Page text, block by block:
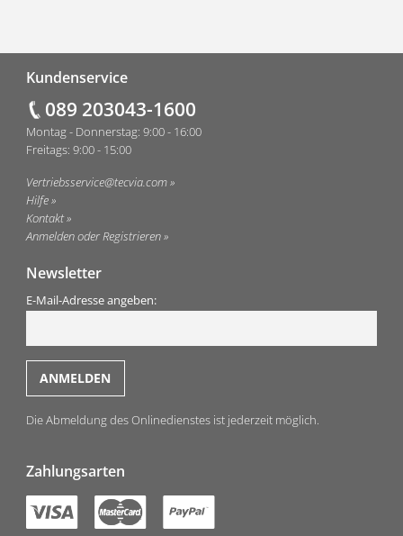
Kundenservice
089 203043-1600
Montag - Donnerstag: 9:00 - 16:00
Freitags: 9:00 - 15:00
Vertriebsservice@tecvia.com
Hilfe
Kontakt
Anmelden oder Registrieren
Newsletter
E-Mail-Adresse angeben:
Die Abmeldung des Onlinedienstes ist jederzeit möglich.
Zahlungsarten